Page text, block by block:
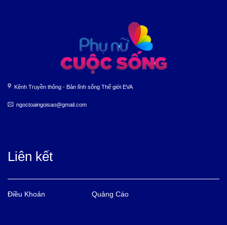
Kênh Truyền thông - Bản lĩnh sống Thế giới EVA
ngoctoaingoisao@gmail.com
Liên kết
Điều Khoản Quảng Cáo